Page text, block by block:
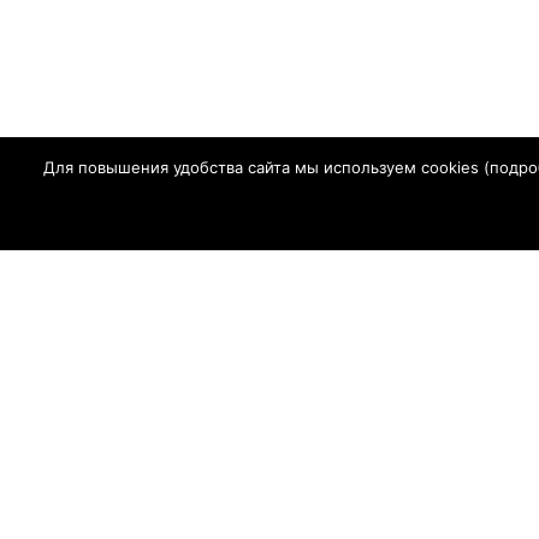
Для повышения удобства сайта мы используем cookies (